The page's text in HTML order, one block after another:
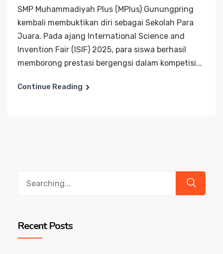
SMP Muhammadiyah Plus (MPlus) Gunungpring
kembali membuktikan diri sebagai Sekolah Para
Juara. Pada ajang International Science and
Invention Fair (ISIF) 2025, para siswa berhasil
memborong prestasi bergengsi dalam kompetisi...
Continue Reading
Recent Posts